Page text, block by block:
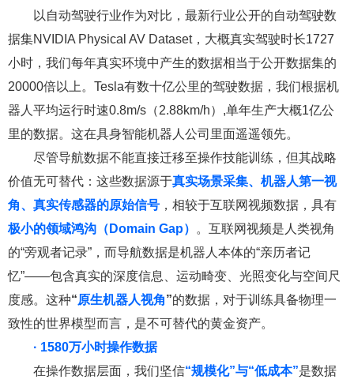
以自动驾驶行业作为对比，最新行业公开的自动驾驶数
据集NVIDIA Physical AV Dataset，大概真实驾驶时长1727
小时，我们每年真实环境中产生的数据相当于公开数据集的
20000倍以上。Tesla有数十亿公里的驾驶数据，我们根据机
器人平均运行时速0.8m/s（2.88km/h）,单年生产大概1亿公
里的数据。这在具身智能机器人公司里面遥遥领先。
尽管导航数据不能直接迁移至操作技能训练，但其战略
价值无可替代：这些数据源于真实场景采集、 机器人第一视
角、 真实传感器的原始信号 ，相较于互联网视频数据，具有
极小的领域鸿沟（Domain Gap）
。互联网视频是人类视角
的“旁观者记录”，而导航数据是机器人本体的“亲历者记
忆”——包含真实的深度信息、运动畸变、光照变化与空间尺
度感。这种“原生机器人视角”的数据，对于训练具备物理一
致性的世界模型而言，是不可替代的黄金资产。
· 1580万小时操作数据
在操作数据层面，我们坚信“规模化”与“低成本”是数据